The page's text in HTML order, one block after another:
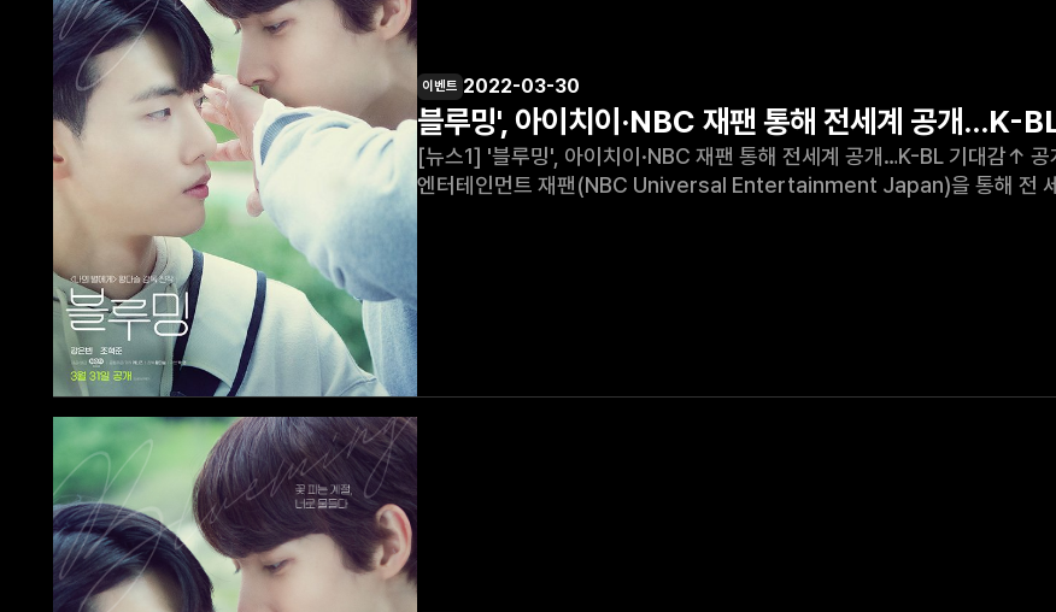
이벤트 2022-03-30
블루밍', 아이치이·NBC 재팬 통해 전세계 공개…K-
[뉴스1] '블루밍', 아이치이·NBC 재팬 통해 전세계 공개…K-BL 기대감↑ 공개를 앞둔 '블루밍'이 아이치이(iQIYI)와 NBC 유니버설
엔터테인먼트 재팬(NBC Universal Entertainment Japan)을 통해 전 세계 공개된다. 30일 콘텐츠미디어그룹